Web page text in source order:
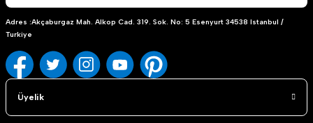
Adres :Akçaburgaz Mah. Alkop Cad. 319. Sok. No: 5 Esenyurt 34538 Istanbul /
Turkiye
Üyelik